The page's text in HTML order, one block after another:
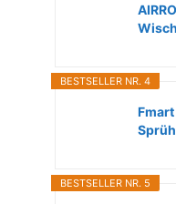
BESTSELLER NR. 4
BESTSELLER NR. 5